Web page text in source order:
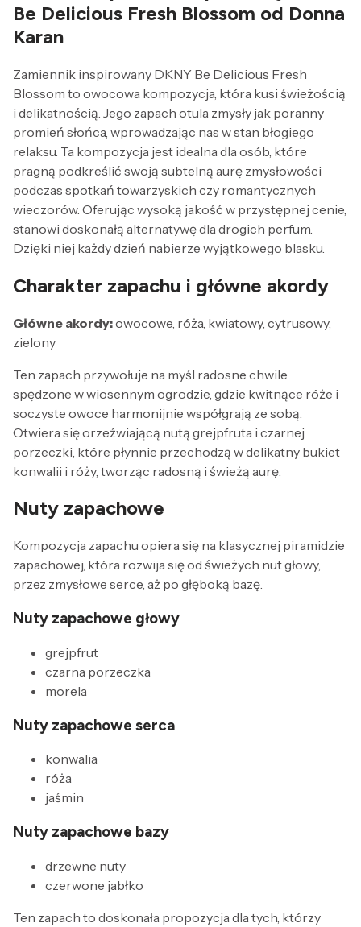
Be Delicious Fresh Blossom od Donna
Karan
Zamiennik inspirowany DKNY Be Delicious Fresh
Blossom to owocowa kompozycja, która kusi świeżością
i delikatnością. Jego zapach otula zmysły jak poranny
promień słońca, wprowadzając nas w stan błogiego
relaksu. Ta kompozycja jest idealna dla osób, które
pragną podkreślić swoją subtelną aurę zmysłowości
podczas spotkań towarzyskich czy romantycznych
wieczorów. Oferując wysoką jakość w przystępnej cenie,
stanowi doskonałą alternatywę dla drogich perfum.
Dzięki niej każdy dzień nabierze wyjątkowego blasku.
Charakter zapachu i główne akordy
Główne akordy:owocowe, róża, kwiatowy, cytrusowy,
zielony
Ten zapach przywołuje na myśl radosne chwile
spędzone w wiosennym ogrodzie, gdzie kwitnące róże i
soczyste owoce harmonijnie współgrają ze sobą.
Otwiera się orzeźwiającą nutą grejpfruta i czarnej
porzeczki, które płynnie przechodzą w delikatny bukiet
konwalii i róży, tworząc radosną i świeżą aurę.
Nuty zapachowe
Kompozycja zapachu opiera się na klasycznej piramidzie
zapachowej, która rozwija się od świeżych nut głowy,
przez zmysłowe serce, aż po głęboką bazę.
Nuty zapachowe głowy
grejpfrut
czarna porzeczka
morela
Nuty zapachowe serca
konwalia
róża
jaśmin
Nuty zapachowe bazy
drzewne nuty
czerwone jabłko
Ten zapach to doskonała propozycja dla tych, którzy